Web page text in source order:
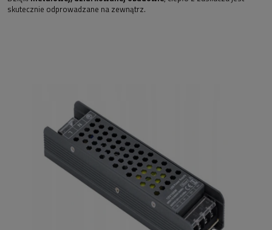
skutecznie odprowadzane na zewnątrz.